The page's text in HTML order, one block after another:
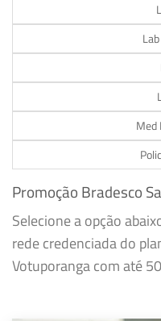
Med
Promoção Bradesco
Selecione a opção
rede credenciada do
Votuporanga com até